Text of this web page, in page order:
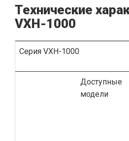
Технические
VXH-1000
Серия VXH-1000
Доступные
модели